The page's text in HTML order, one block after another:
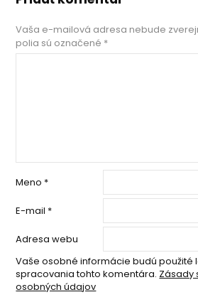
Vaša e-mailová adresa nebude
polia sú označené *
Meno *
E-mail *
Adresa webu
Vaše osobné informácie budú použité
spracovania tohto komentára. Zásady
osobných údajov